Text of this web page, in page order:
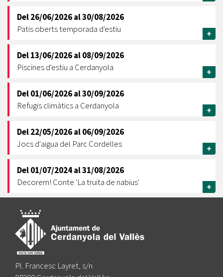
Del26/06/2026al30/08/2026
Patis oberts temporada d'estiu
+
Del13/06/2026al08/09/2026
Piscines d'estiu a Cerdanyola
+
Del01/06/2026al30/09/2026
Refugis climàtics a Cerdanyola
+
Del22/05/2026al06/09/2026
Jocs d'aigua del Parc Cordelles
+
Del01/07/2024al31/08/2026
Decorem! Conte 'La truita de nabius'
+
Pl. Francesc Layret, s/n